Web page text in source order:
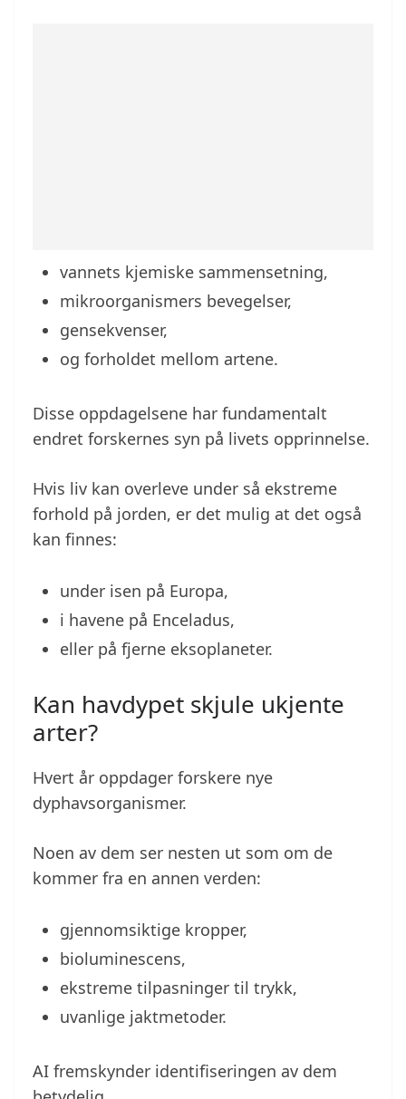
vannets kjemiske sammensetning,
mikroorganismers bevegelser,
gensekvenser,
og forholdet mellom artene.
Disse oppdagelsene har fundamentalt
endret forskernes syn på livets opprinnelse.
Hvis liv kan overleve under så ekstreme
forhold på jorden, er det mulig at det også
kan finnes:
under isen på Europa,
i havene på Enceladus,
eller på fjerne eksoplaneter.
Kan havdypet skjule ukjente
arter?
Hvert år oppdager forskere nye
dyphavsorganismer.
Noen av dem ser nesten ut som om de
kommer fra en annen verden:
gjennomsiktige kropper,
bioluminescens,
ekstreme tilpasninger til trykk,
uvanlige jaktmetoder.
AI fremskynder identifiseringen av dem